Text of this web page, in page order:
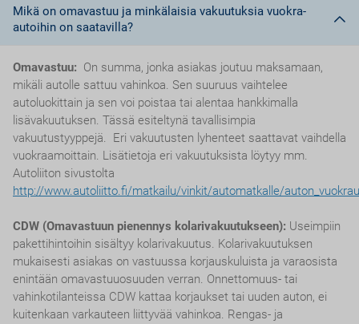
Mikä on omavastuu ja minkälaisia vakuutuksia vuokra-
autoihin on saatavilla?
Omavastuu: On summa, jonka asiakas joutuu maksamaan,
mikäli autolle sattuu vahinkoa. Sen suuruus vaihtelee
autoluokittain ja sen voi poistaa tai alentaa hankkimalla
lisävakuutuksen. Tässä esiteltynä tavallisimpia
vakuutustyyppejä. Eri vakuutusten lyhenteet saattavat vaihdella
vuokraamoittain. Lisätietoja eri vakuutuksista löytyy mm.
Autoliiton sivustolta
http://www.autoliitto.fi/matkailu/vinkit/automatkalle/
CDW (Omavastuun pienennys kolarivakuutukseen): Useimpiin
pakettihintoihin sisältyy kolarivakuutus. Kolarivakuutuksen
mukaisesti asiakas on vastuussa korjauskuluista ja varaosista
enintään omavastuuosuuden verran. Onnettomuus- tai
vahinkotilanteissa CDW kattaa korjaukset tai uuden auton, ei
kuitenkaan varkauteen liittyvää vahinkoa. Rengas- ja